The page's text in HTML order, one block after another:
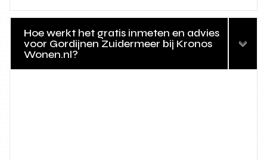
Hoe werkt het gratis inmeten en advies
voor Gordijnen Zuidermeer bij Kronos
Wonen.nl?